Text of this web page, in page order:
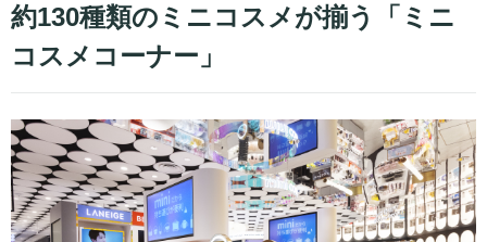
約130種類のミニコスメが揃う「ミニ
コスメコーナー」